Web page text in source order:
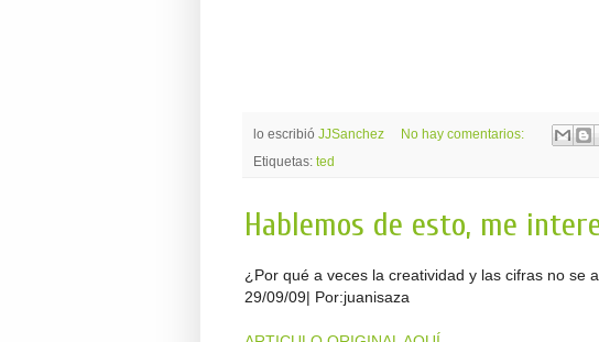
lo escribió JJSanchez
No hay comentarios:
Etiquetas: ted
Hablemos de esto, me
¿Por qué a veces la creatividad y las cifras no se
29/09/09| Por:juanisaza